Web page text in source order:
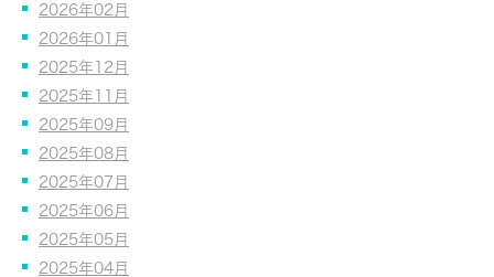
2026年02月
2026年01月
2025年12月
2025年11月
2025年09月
2025年08月
2025年07月
2025年06月
2025年05月
2025年04月